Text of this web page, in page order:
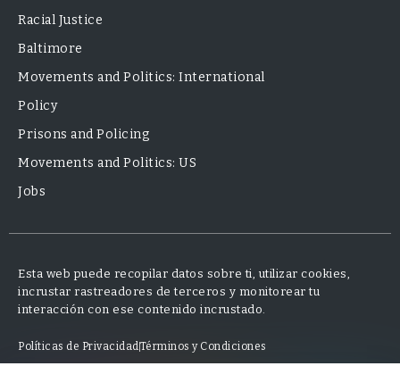
Racial Justice
Baltimore
Movements and Politics: International
Policy
Prisons and Policing
Movements and Politics: US
Jobs
Esta web puede recopilar datos sobre ti, utilizar cookies,
incrustar rastreadores de terceros y monitorear tu
interacción con ese contenido incrustado.
Políticas de PrivacidadTérminos y Condiciones